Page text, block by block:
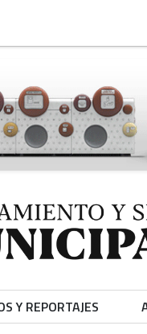
Y REPORTAJES